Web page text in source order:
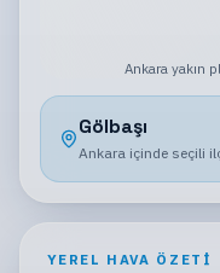
Ankarayakın
Gölbaşı
Ankara içinde seçili
YEREL HAVA ÖZETI